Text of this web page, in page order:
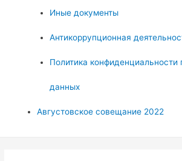
Иные документы
Антикоррупционная
Политика конфиденциальности
данных
Августовское совещание 2022